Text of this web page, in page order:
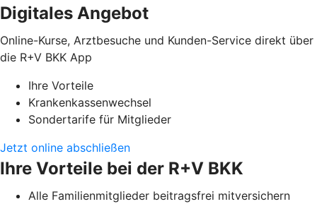
Digitales Angebot
Online-Kurse, Arztbesuche und Kunden-Service direkt über
die R+V BKK App
Ihre Vorteile
Krankenkassenwechsel
Sondertarife für Mitglieder
Jetzt online abschließen
Ihre Vorteile bei der R+V BKK
Alle Familienmitglieder beitragsfrei mitversichern